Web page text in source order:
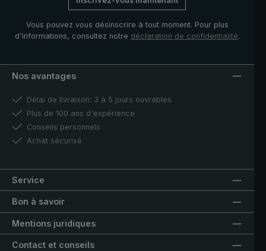
Vous pouvez vous désinscrire à tout moment. Pour plus
d'informations, consultez notre déclaration de confidentialité.
Nos avantages
Délai de livraison: 3 à 5 jours ouvrables
Plus de 100 ans d'expérience
Conseils personnels
Achat sécurisé
Service
Bon à savoir
Mentions juridiques
Contact et conseils